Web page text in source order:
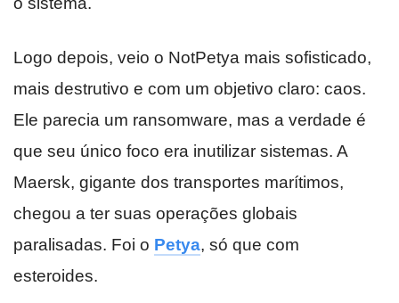
Logo depois, veio o NotPetya mais sofisticado,
mais destrutivo e com um objetivo claro: caos.
Ele parecia um ransomware, mas a verdade é
que seu único foco era inutilizar sistemas. A
Maersk, gigante dos transportes marítimos,
chegou a ter suas operações globais
paralisadas. Foi o Petya, só que com
esteroides.